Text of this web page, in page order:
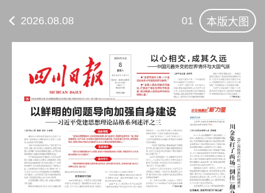
2026.08.08 01 本版大图